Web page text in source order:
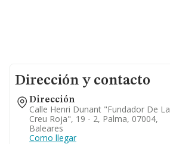
Dirección y contacto
Dirección
Calle Henri Dunant "fundador De La
Creu Roja", 19 - 2, Palma, 07004,
Baleares
Como llegar